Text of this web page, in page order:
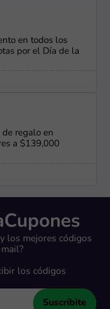
en todos los
por el Día de la
regalo en
a $139,000
los mejores códigos
los códigos
Suscribite